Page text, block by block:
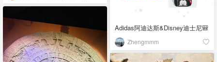
Adidas阿迪达斯&Disney迪士尼🎒
Zhengmmm